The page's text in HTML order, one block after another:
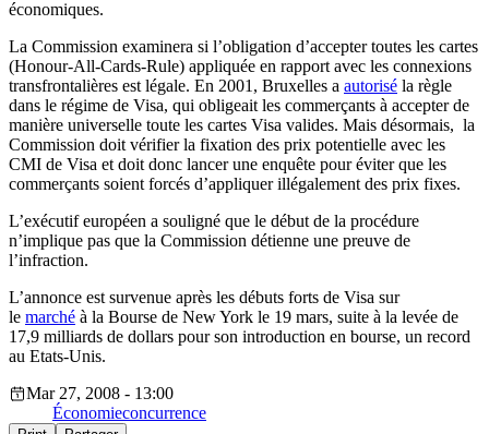
économiques.
La Commission examinera si l’obligation d’accepter toutes les cartes
(Honour-All-Cards-Rule) appliquée en rapport avec les connexions
transfrontalières est légale. En 2001, Bruxelles a autorisé la règle
dans le régime de Visa, qui obligeait les commerçants à accepter de
manière universelle toute les cartes Visa valides. Mais désormais, la
Commission doit vérifier la fixation des prix potentielle avec les
CMI de Visa et doit donc lancer une enquête pour éviter que les
commerçants soient forcés d’appliquer illégalement des prix fixes.
L’exécutif européen a souligné que le début de la procédure
n’implique pas que la Commission détienne une preuve de
l’infraction.
L’annonce est survenue après les débuts forts de Visa sur
le marché à la Bourse de New York le 19 mars, suite à la levée de
17,9 milliards de dollars pour son introduction en bourse, un record
au Etats-Unis.
Mar 27, 2008 - 13:00
Économieconcurrence